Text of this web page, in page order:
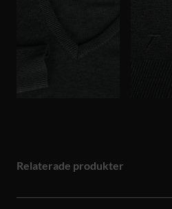
Relaterade produkter